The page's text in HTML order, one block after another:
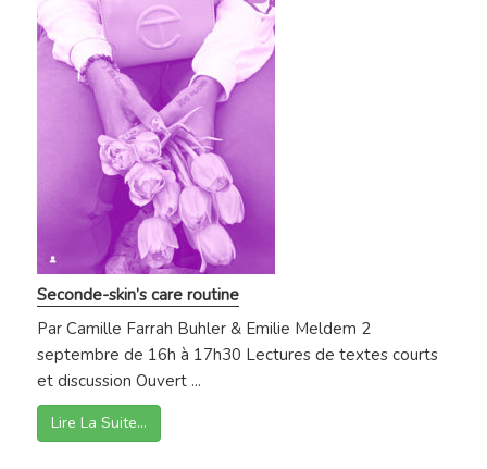
Seconde-skin’s care routine
Par Camille Farrah Buhler & Emilie Meldem 2
septembre de 16h à 17h30 Lectures de textes courts
et discussion Ouvert ...
Lire La Suite…